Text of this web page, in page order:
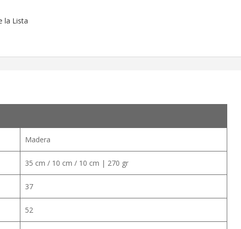
la Lista
Madera
35 cm / 10 cm / 10 cm | 270 gr
37
52